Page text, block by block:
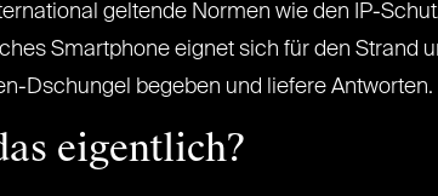
geltende Normen wie den IP-
Smartphone eignet sich für den Strand
Dschungel begeben und liefere Antworten.
eigentlich?